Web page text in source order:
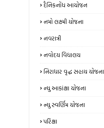
દૈનિકનોંધ આયોજન
નમો લક્ષ્મી યોજના
નવરાત્રી
નવોદય વિદ્યાલય
નિરાધાર વૃદ્ધ સહાય યોજના
ન્‍યુ આકાંક્ષા યોજના
ન્યુ સ્‍વર્ણિમ યોજના
પરિક્ષા